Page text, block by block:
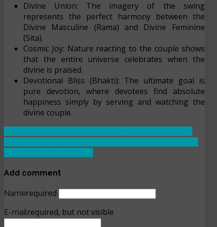
Divine Union: The imagery of the swing
represents the perfect harmony between the
Divine Masculine (Rama) and Divine Feminine
(Sita).
Cosmic Joy: Nature reacting to the couple shows
that the entire universe celebrates when the
divine is praised.
Devotional Bliss (Bhakti): The ultimate goal is
pure devotion, where devotees find absolute
happiness simply by serving and watching the
divine couple.
Add comment
Namerequired
E-mailrequired, but not visible